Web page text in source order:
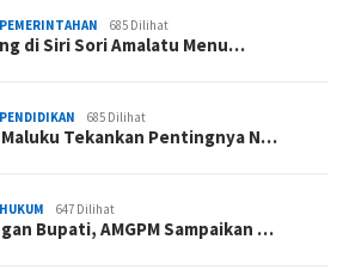
PEMERINTAHAN 685 Dilihat
di Siri Sori Amalatu Menu…
PENDIDIKAN 685 Dilihat
Maluku Tekankan Pentingnya N…
HUKUM 647 Dilihat
Bupati, AMGPM Sampaikan …